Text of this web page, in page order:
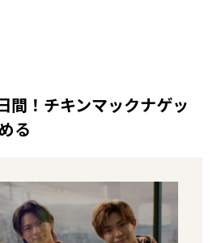
間！チキンマックナゲッ
る